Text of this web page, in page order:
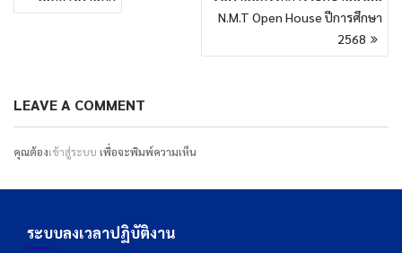
เรื่อง
N.M.T Open House ปีการศึกษา
2568
LEAVE A COMMENT
คุณต้องเข้าสู่ระบบ เพื่อจะพิมพ์ความเห็น
ระบบลงเวลาปฏิบัติงาน